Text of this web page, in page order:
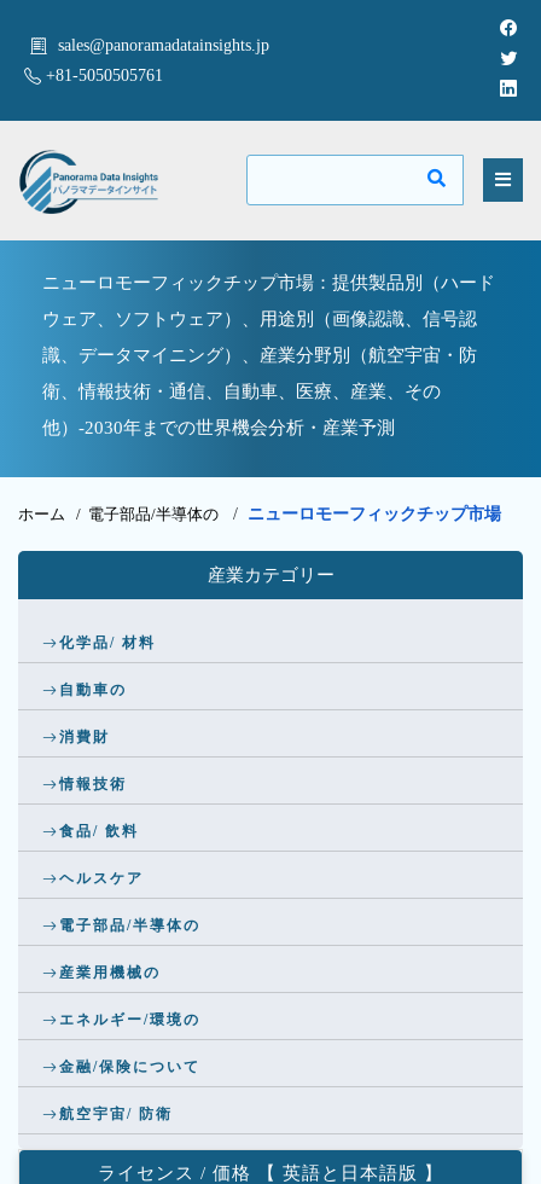
sales@panoramadatainsights.jp
+81-5050505761
ニューロモーフィックチップ市場：提供製品別（ハード
ウェア、ソフトウェア）、用途別（画像認識、信号認
識、データマイニング）、産業分野別（航空宇宙・防
衛、情報技術・通信、自動車、医療、産業、その
他）-2030年までの世界機会分析・産業予測
ホーム / 電子部品/半導体の / ニューロモーフィックチップ市場
産業カテゴリー
化学品/ 材料
自動車の
消費財
情報技術
食品/ 飲料
ヘルスケア
電子部品/半導体の
産業用機械の
エネルギー/環境の
金融/保険について
航空宇宙/ 防衛
ライセンス / 価格 【 英語と日本語版 】